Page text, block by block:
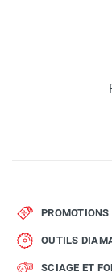
PROMOTIONS
OUTILS
SCIAGE ET